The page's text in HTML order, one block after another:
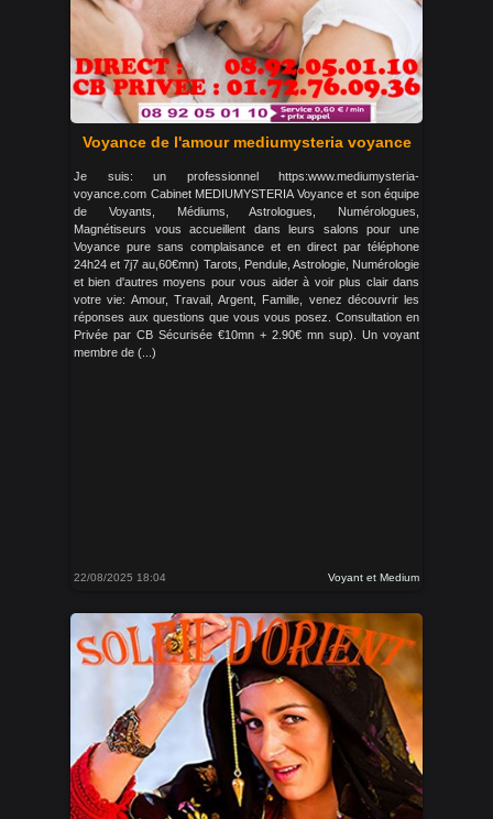
Voyance de l'amour mediumysteria voyance
Je suis: un professionnel https:www.mediumysteria-
voyance.com Cabinet MEDIUMYSTERIA Voyance et son équipe
de Voyants, Médiums, Astrologues, Numérologues,
Magnétiseurs vous accueillent dans leurs salons pour une
Voyance pure sans complaisance et en direct par téléphone
24h24 et 7j7 au,60€mn) Tarots, Pendule, Astrologie, Numérologie
et bien d'autres moyens pour vous aider à voir plus clair dans
votre vie: Amour, Travail, Argent, Famille, venez découvrir les
réponses aux questions que vous vous posez. Consultation en
Privée par CB Sécurisée €10mn + 2.90€ mn sup). Un voyant
membre de (...)
22/08/2025 18:04 Voyant et Medium